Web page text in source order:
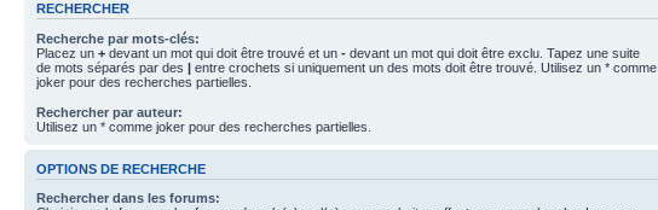
RECHERCHER
Recherche par mots-clés:
Placez un + devant un mot qui doit être trouvé et un - devant un mot qui doit être exclu. Tapez une suite
de mots séparés par des | entre crochets si uniquement un des mots doit être trouvé. Utilisez un * comme
joker pour des recherches partielles.
Rechercher par auteur:
Utilisez un * comme joker pour des recherches partielles.
OPTIONS DE RECHERCHE
Rechercher dans les forums: